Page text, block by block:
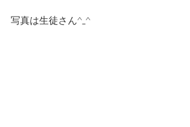
写真は生徒さん^_^